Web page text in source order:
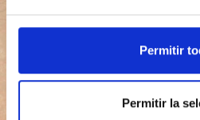
Permitir
Permitir la
Lección